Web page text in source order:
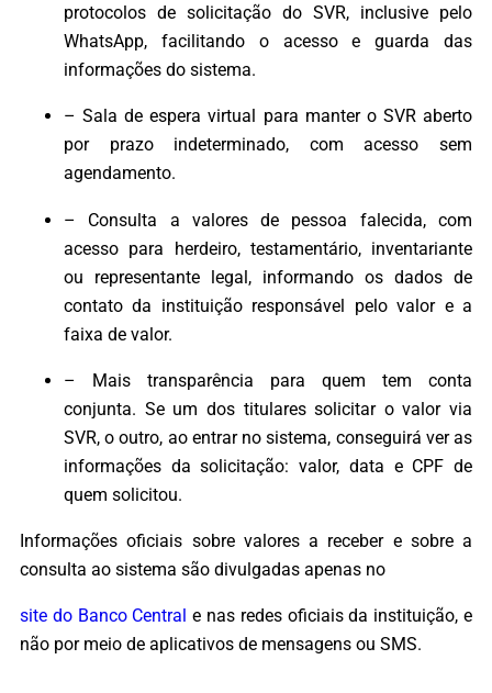
protocolos de solicitação do SVR, inclusive pelo
WhatsApp, facilitando o acesso e guarda das
informações do sistema.
– Sala de espera virtual para manter o SVR aberto
por prazo indeterminado, com acesso sem
agendamento.
– Consulta a valores de pessoa falecida, com
acesso para herdeiro, testamentário, inventariante
ou representante legal, informando os dados de
contato da instituição responsável pelo valor e a
faixa de valor.
– Mais transparência para quem tem conta
conjunta. Se um dos titulares solicitar o valor via
SVR, o outro, ao entrar no sistema, conseguirá ver as
informações da solicitação: valor, data e CPF de
quem solicitou.
Informações oficiais sobre valores a receber e sobre a
consulta ao sistema são divulgadas apenas no
site do Banco Centrale nas redes oficiais da instituição, e
não por meio de aplicativos de mensagens ou SMS.